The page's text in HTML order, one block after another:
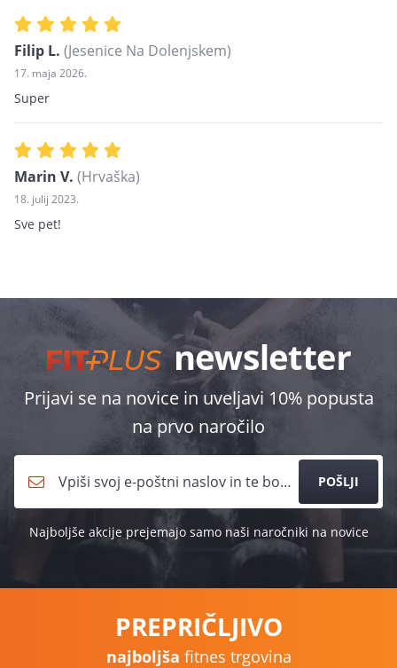
Filip L. (Jesenice Na Dolenjskem)
17. maja 2026.
Super
Marin V. (Hrvaška)
18. julij 2023.
Sve pet!
Prijavi se na novice in uveljavi 10% popusta
na prvo naročilo
POŠLJI
Najboljše akcije prejemajo samo naši naročniki na novice
PREPRIČLJIVO
najboljša fitnes trgovina